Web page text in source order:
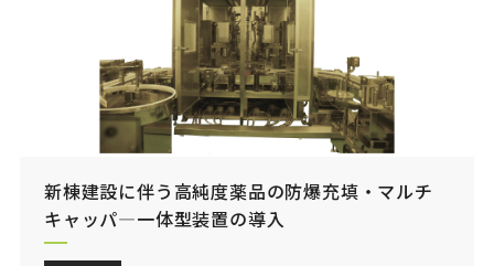
新棟建設に伴う高純度薬品の防爆充填・マルチ
キャッパ―一体型装置の導入